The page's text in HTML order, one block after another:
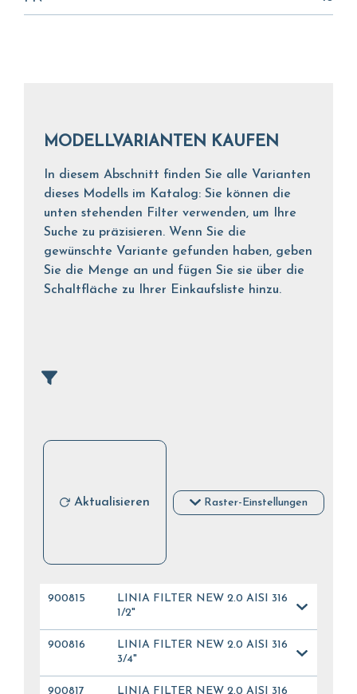
MODELLVARIANTEN KAUFEN
In diesem Abschnitt finden Sie alle Varianten
dieses Modells im Katalog: Sie können die
unten stehenden Filter verwenden, um Ihre
Suche zu präzisieren. Wenn Sie die
gewünschte Variante gefunden haben, geben
Sie die Menge an und fügen Sie sie über die
Schaltfläche zu Ihrer Einkaufsliste hinzu.
Aktualisieren Raster-Einstellungen
900815
LINIA FILTER NEW 2.0 AISI 316
1/2"
900816
LINIA FILTER NEW 2.0 AISI 316
3/4"
900817 LINIA FILTER NEW 2.0 AISI 316